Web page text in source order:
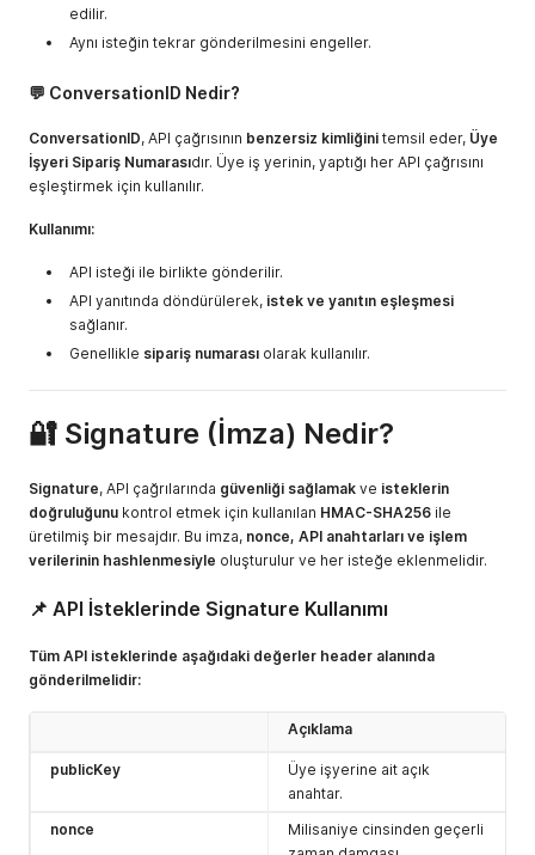
edilir.
Aynı isteğin tekrar gönderilmesini engeller.
💬 ConversationID Nedir?
ConversationID, API çağrısının benzersiz kimliğini temsil eder, Üye
İşyeri Sipariş Numarasıdır. Üye iş yerinin, yaptığı her API çağrısını
eşleştirmek için kullanılır.
Kullanımı:
API isteği ile birlikte gönderilir.
API yanıtında döndürülerek, istek ve yanıtın eşleşmesi
sağlanır.
Genellikle sipariş numarası olarak kullanılır.
🔐 Signature (İmza) Nedir?
Signature, API çağrılarında güvenliği sağlamak ve isteklerin
doğruluğunu kontrol etmek için kullanılan HMAC-SHA256 ile
üretilmiş bir mesajdır. Bu imza, nonce, API anahtarları ve işlem
verilerinin hashlenmesiyle oluşturulur ve her isteğe eklenmelidir.
📌 API İsteklerinde Signature Kullanımı
Tüm API isteklerinde aşağıdaki değerler header alanında
gönderilmelidir:
Açıklama
publicKey
Üye işyerine ait açık
anahtar.
nonce
Milisaniye cinsinden geçerli